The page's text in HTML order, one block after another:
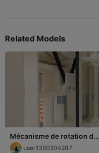
Related Models
Mécanisme de rotation des
jambesuser1350204287